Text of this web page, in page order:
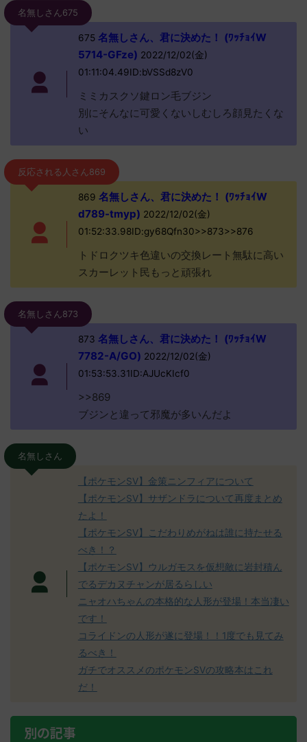
名無しさん675
675名無しさん、君に決めた！ (ﾜｯﾁｮｲW
5714-GFze) 2022/12/02(金)
01:11:04.49ID:bVSSd8zV0
ミミカスクソ鍵ロン毛ブジン
別にそんなに可愛くないしむしろ顔見たくな
い
反応される人さん869
869 名無しさん、君に決めた！ (ﾜｯﾁｮｲW
d789-tmyp) 2022/12/02(金)
01:52:33.98ID:gy68Qfn30>>873>>876
トドロクツキ色違いの交換レート無駄に高い
スカーレット民もっと頑張れ
名無しさん873
873 名無しさん、君に決めた！ (ﾜｯﾁｮｲW
7782-A/GO) 2022/12/02(金)
01:53:53.31ID:AJUcKIcf0
>>869
ブジンと違って邪魔が多いんだよ
名無しさん
【ポケモンSV】金策ニンフィアについて
【ポケモンSV】サザンドラについて再度まとめ
たよ！
【ポケモンSV】こだわりめがねは誰に持たせる
べき！？
【ポケモンSV】ウルガモスを仮想敵に岩封積ん
でるデカヌチャンが居るらしい
ニャオハちゃんの本格的な人形が登場！本当凄い
です！
コライドンの人形が遂に登場！！1度でも見てみ
るべき！
ガチでオススメのポケモンSVの攻略本はこれ
だ！
別の記事